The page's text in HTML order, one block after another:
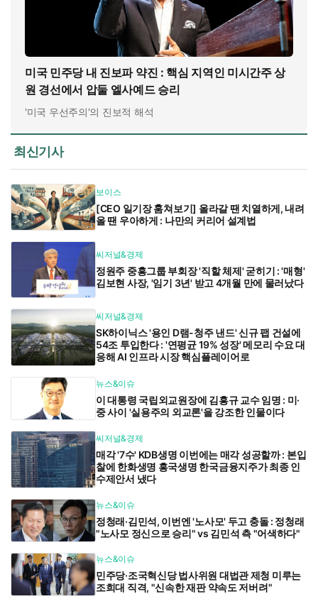
미국 민주당 내 진보파 약진 : 핵심 지역인 미시간주 상
원 경선에서 압둘 엘사예드 승리
'미국 우선주의'의 진보적 해석
최신기사
보이스
[CEO 일기장 훔쳐보기] 올라갈 땐 치열하게, 내려
올 땐 우아하게 : 나만의 커리어 설계법
씨저널&경제
정원주 중흥그룹 부회장 '직할 체제' 굳히기 : '매형'
김보현 사장, '임기 3년' 받고 4개월 만에 물러났다
씨저널&경제
SK하이닉스 '용인 D램-청주 낸드' 신규 팹 건설에
54조 투입한다 : '연평균 19% 성장' 메모리 수요 대
응해 AI 인프라 시장 핵심플레이어로
뉴스&이슈
이 대통령 국립외교원장에 김흥규 교수 임명 : 미·
중 사이 '실용주의 외교론'을 강조한 인물이다
씨저널&경제
매각 '7수' KDB생명 이번에는 매각 성공할까 : 본입
찰에 한화생명 흥국생명 한국금융지주가 최종 인
수제안서 냈다
뉴스&이슈
정청래·김민석, 이번엔 '노사모' 두고 충돌 : 정청래
"노사모 정신으로 승리" vs 김민석 측 "어색하다"
뉴스&이슈
민주당·조국혁신당 법사위원 대법관 제청 미루는
조희대 직격, "신속한 재판 약속도 저버려"